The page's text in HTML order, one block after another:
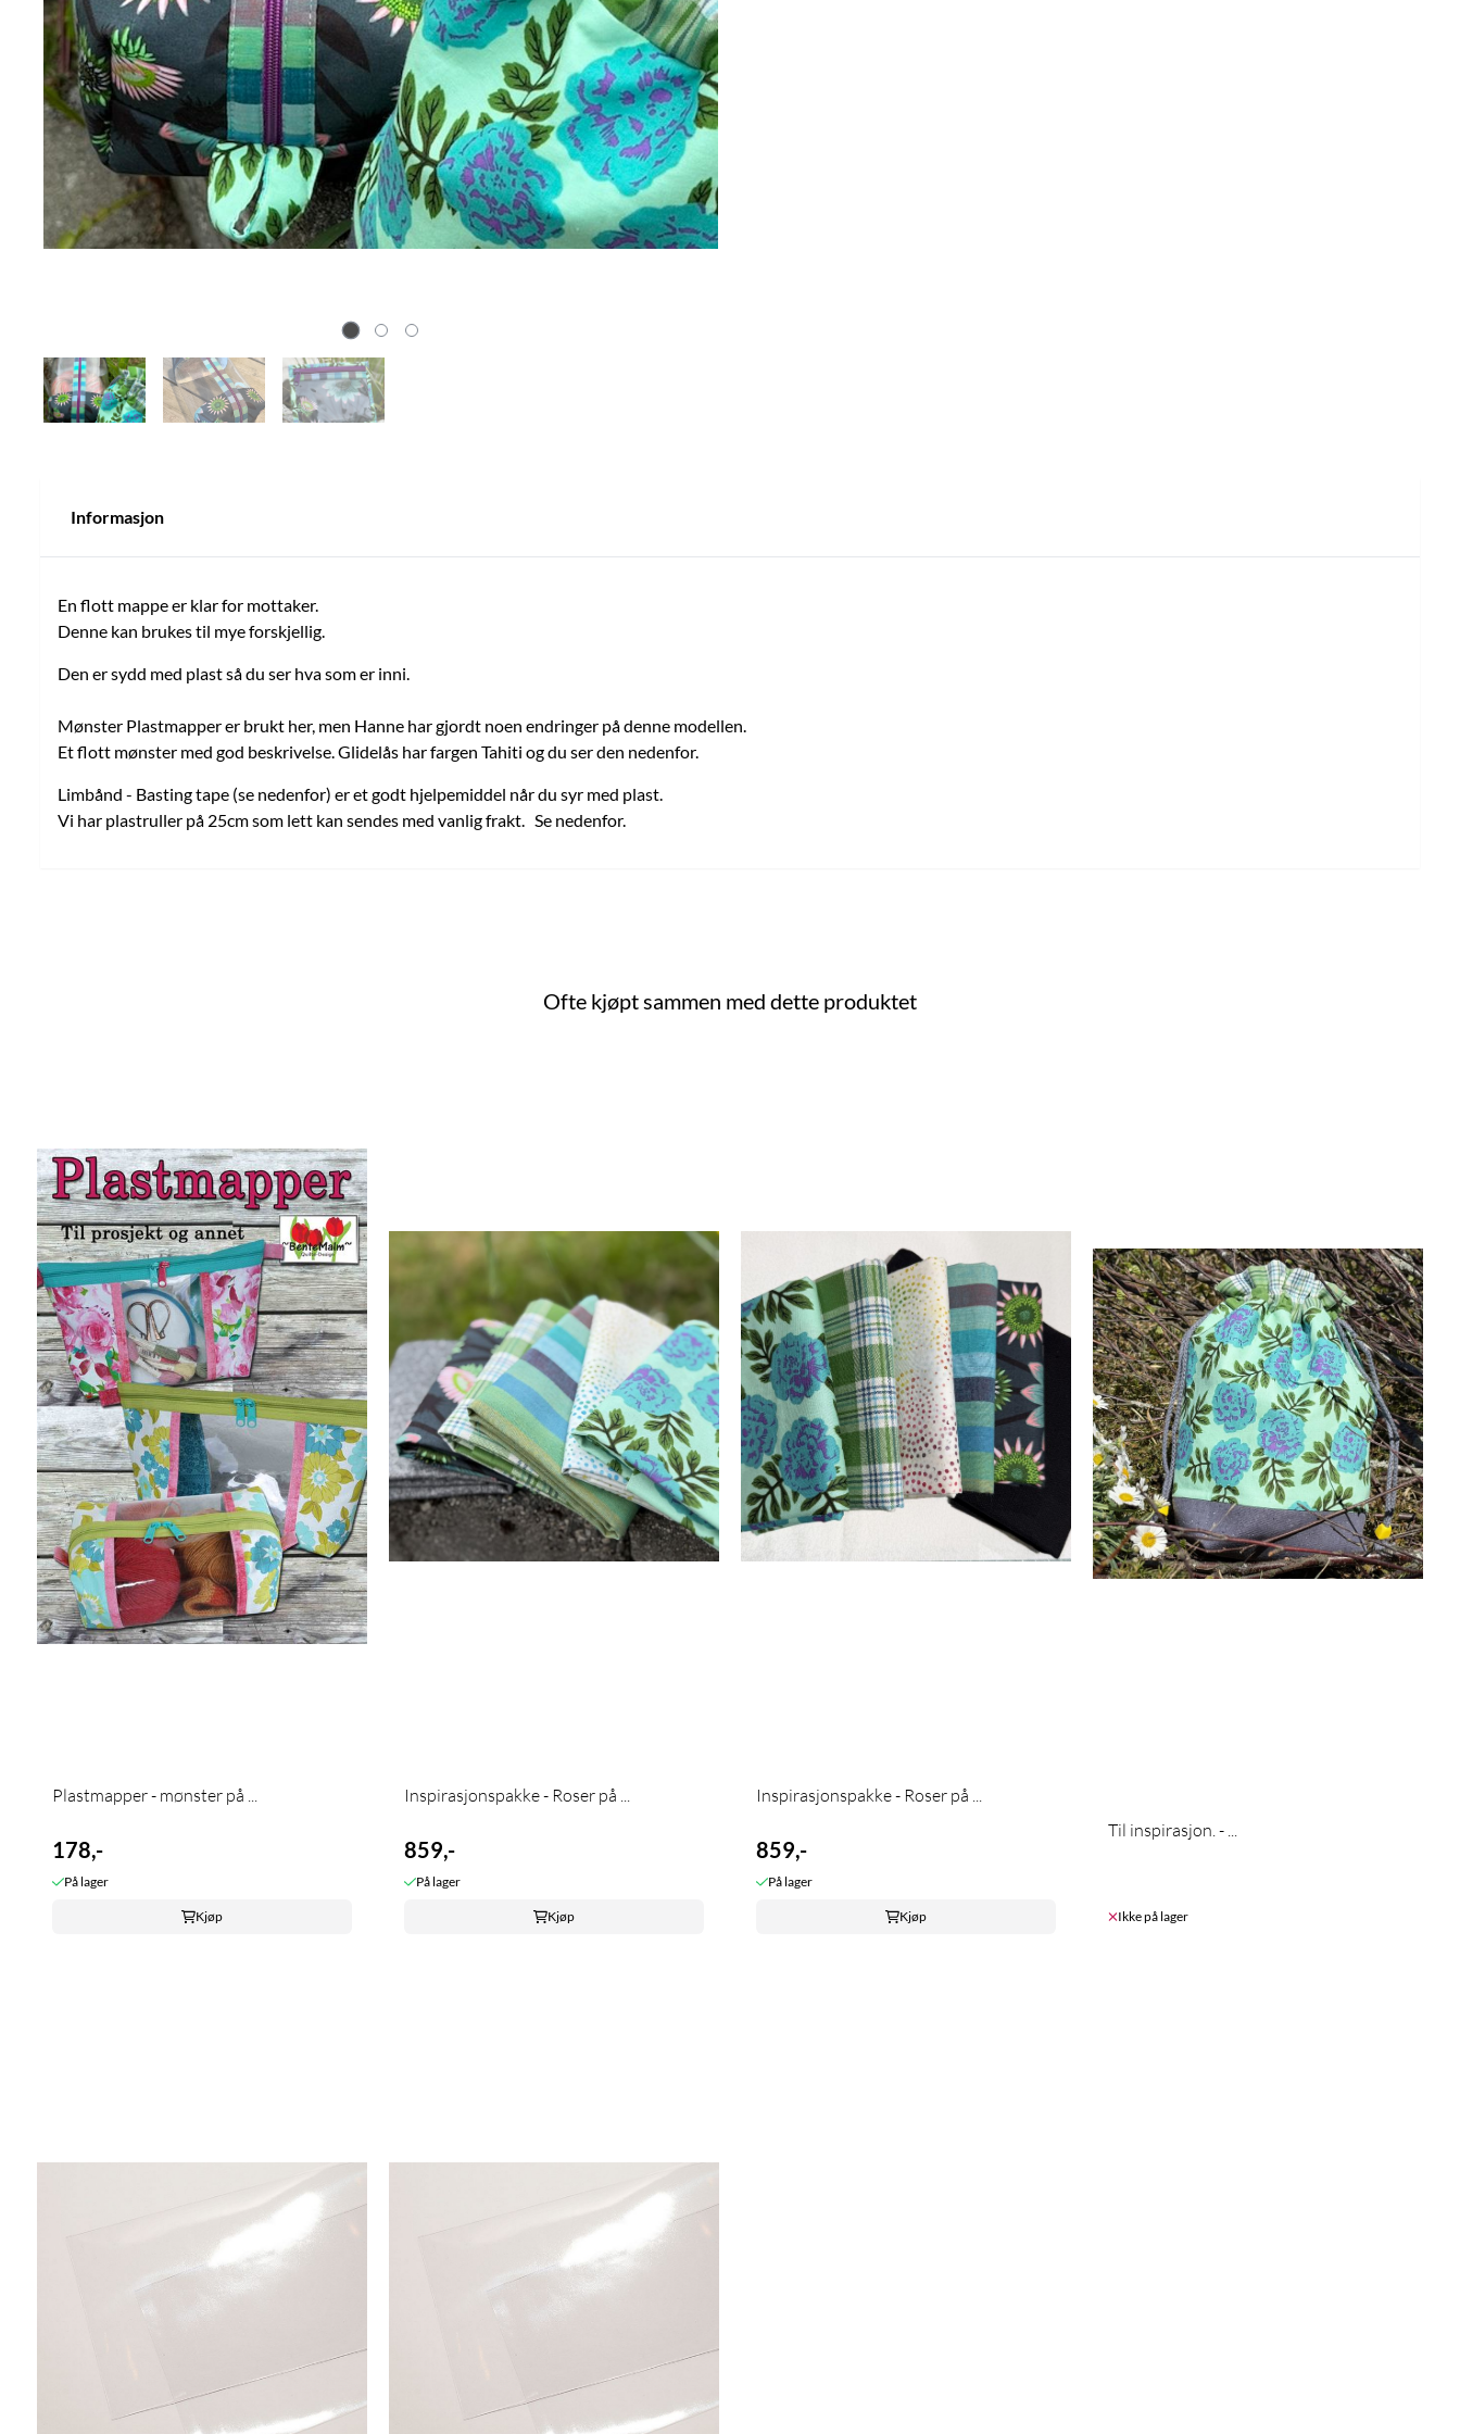
Informasjon
En flott mappe er klar for mottaker.
Denne kan brukes til mye forskjellig.
Den er sydd med plast så du ser hva som er inni.
Mønster Plastmapper er brukt her, men Hanne har gjordt noen endringer på denne modellen.
Et flott mønster med god beskrivelse. Glidelås har fargen Tahiti og du ser den nedenfor.
Limbånd - Basting tape (se nedenfor) er et godt hjelpemiddel når du syr med plast.
Vi har plastruller på 25cm som lett kan sendes med vanlig frakt. Se nedenfor.
Ofte kjøpt sammen med dette produktet
Plastmapper - mønster på ...
178,-
På lager
Kjøp
Inspirasjonspakke - Roser på ...
859,-
På lager
Kjøp
Inspirasjonspakke - Roser på ...
859,-
På lager
Kjøp
Til inspirasjon. - ...
Ikke på lager